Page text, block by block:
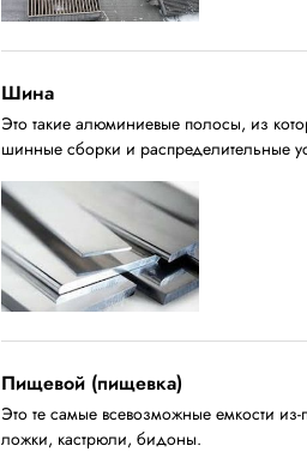
Шина
Это такие алюминиевые полосы, из
шинные сборки и распределительные
Пищевой (пищевка)
Это те самые всевозможные емкости
ложки, кастрюли, бидоны.